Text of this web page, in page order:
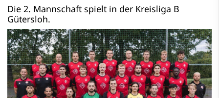
Die 2. Mannschaft spielt in der Kreisliga B
Gütersloh.